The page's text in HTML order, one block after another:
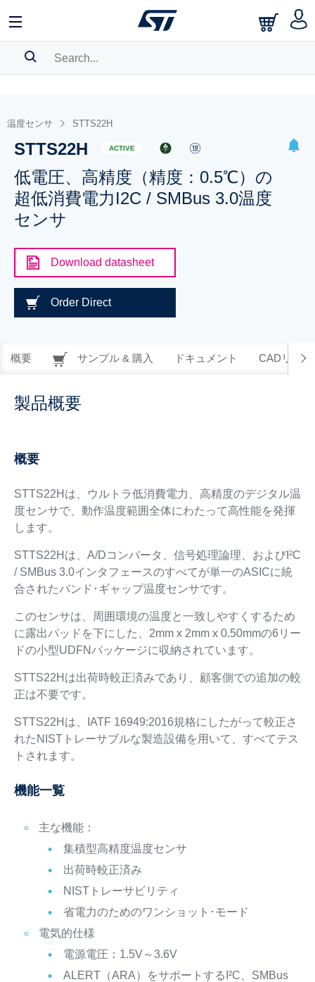
BOOKMARK
Pleaselog in to show your saved searches.
温度センサ STTS22H
STTS22H ACTIVE
低電圧、高精度（精度：0.5℃）の
超低消費電力I2C / SMBus 3.0温度
センサ
Download datasheet
Order Direct
概要 サンプル & 購入 ドキュメント CADリソー
製品概要
概要
STTS22Hは、ウルトラ低消費電力、高精度のデジタル温
度センサで、動作温度範囲全体にわたって高性能を発揮
します。
STTS22Hは、A/Dコンバータ、信号処理論理、およびI²C
/ SMBus 3.0インタフェースのすべてが単一のASICに統
合されたバンド･ギャップ温度センサです。
このセンサは、周囲環境の温度と一致しやすくするため
に露出パッドを下にした、2mm x 2mm x 0.50mmの6リー
ドの小型UDFNパッケージに収納されています。
STTS22Hは出荷時較正済みであり、顧客側での追加の較
正は不要です。
STTS22Hは、IATF 16949:2016規格にしたがって較正さ
れたNISTトレーサブルな製造設備を用いて、すべてテス
トされます。
機能一覧
主な機能：
集積型高精度温度センサ
出荷時較正済み
NISTトレーサビリティ
省電力のためのワンショット･モード
電気的仕様
電源電圧：1.5V～3.6V
ALERT（ARA）をサポートするI²C、SMBus